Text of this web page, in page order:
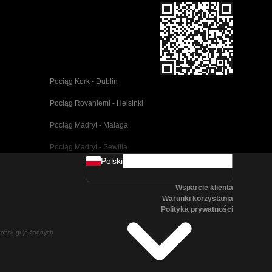
Pociąg Kork - Dublin
Pociąg Rovaniemi - Helsinki
Pociąg Madryt - Malaga
Pociąg Madryt - Sewilla
Pociąg Barcelona - Malaga
Pociąg Seul - Pusan
żadnych
Polski
Wsparcie klienta
Warunki korzystania
Polityka prywatności